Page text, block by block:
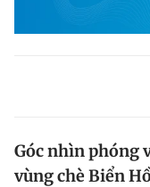
Góc nhìn phóng
vùng chè Biển